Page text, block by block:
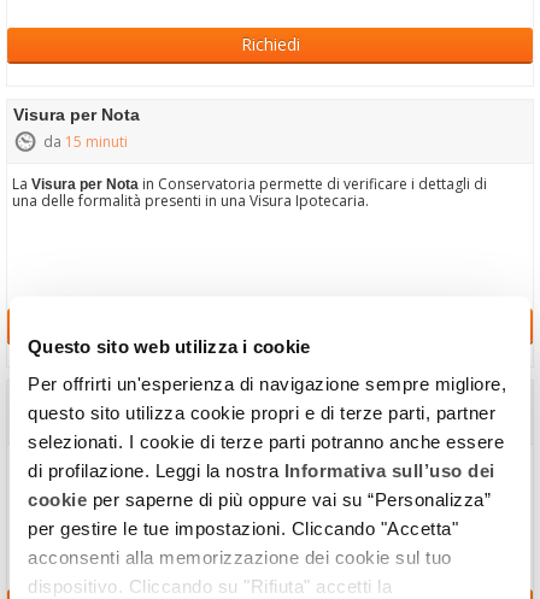
Questo sito web utilizza i cookie
Per offrirti un'esperienza di navigazione sempre migliore,
questo sito utilizza cookie propri e di terze parti, partner
selezionati. I cookie di terze parti potranno anche essere
di profilazione. Leggi la nostra Informativa sull’uso dei
cookie per saperne di più oppure vai su “Personalizza”
per gestire le tue impostazioni. Cliccando "Accetta"
acconsenti alla memorizzazione dei cookie sul tuo
dispositivo. Cliccando su "Rifiuta" accetti la
Richiedi
Visura per Nota
da 15 minuti
LaVisura per Nota in Conservatoria permette di verificare i dettagli di
una delle formalità presenti in una Visura Ipotecaria.
Copia Atto Notarile
in4 settimane
Il servizio consente di recuperare la copia di un atto stipulato da un
notaio e registrato presso la Conservatoria dei Registri Immobiliari.